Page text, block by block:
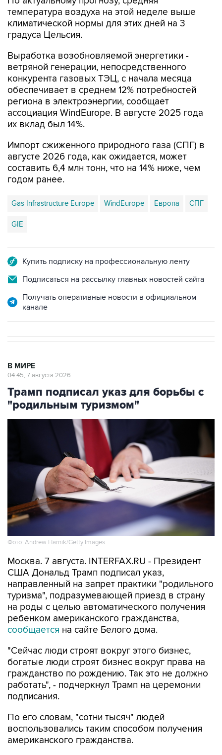
температура воздуха на этой неделе выше
климатической нормы для этих дней на 3
градуса Цельсия.
Выработка возобновляемой энергетики -
ветряной генерации, непосредственного
конкурента газовых ТЭЦ, с начала месяца
обеспечивает в среднем 12% потребностей
региона в электроэнергии, сообщает
ассоциация WindEurope. В августе 2025 года
их вклад был 14%.
Импорт сжиженного природного газа (СПГ) в
августе 2026 года, как ожидается, может
составить 6,4 млн тонн, что на 14% ниже, чем
годом ранее.
Gas Infrastructure Europe WindEurope Европа СПГ
GIE
Купить подписку на профессиональную ленту
Подписаться на рассылку главных новостей сайта
Получать оперативные новости в официальном
канале
В МИРЕ
04:45, 7 августа 2026
Трамп подписал указ для борьбы с
"родильным туризмом"
Фото: Andrew Harnik/Getty Images
Москва. 7 августа. INTERFAX.RU - Президент
США Дональд Трамп подписал указ,
направленный на запрет практики "родильного
туризма", подразумевающей приезд в страну
на роды с целью автоматического получения
ребенком американского гражданства,
сообщается на сайте Белого дома.
"Сейчас люди строят вокруг этого бизнес,
богатые люди строят бизнес вокруг права на
гражданство по рождению. Так это не должно
работать", - подчеркнул Трамп на церемонии
подписания.
По его словам, "сотни тысяч" людей
воспользовались таким способом получения
американского гражданства.